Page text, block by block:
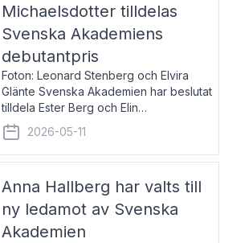
Michaelsdotter tilldelas
Svenska Akademiens
debutantpris
Foton: Leonard Stenberg och Elvira
Glänte Svenska Akademien har beslutat
tilldela Ester Berg och Elin
Michaelsdotter Svenska Akademiens
debutantpris för år 2026. Priset är
nyinstiftat och syftar till att lyfta fram
2026-05-11
Anna Hallberg har valts till
ny ledamot av Svenska
Akademien